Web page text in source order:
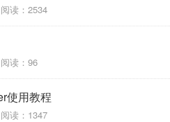
阅读：2534
阅读：96
使用教程
阅读：1347